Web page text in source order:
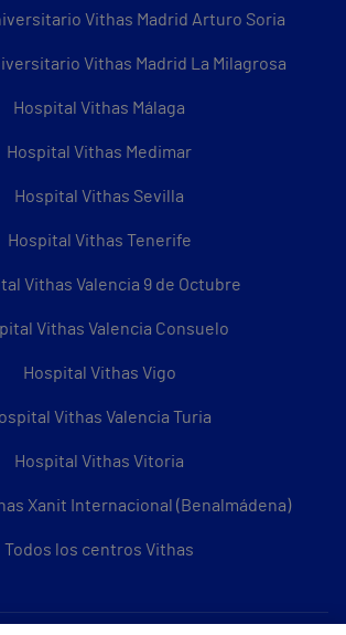
Vithas Madrid Arturo Soria
Vithas Madrid La Milagrosa
Hospital Vithas Málaga
Hospital Vithas Medimar
Hospital Vithas Sevilla
Hospital Vithas Tenerife
Vithas Valencia 9 de Octubre
Vithas Valencia Consuelo
Hospital Vithas Vigo
Vithas Valencia Turia
Hospital Vithas Vitoria
Xanit Internacional (Benalmádena)
Todos los centros Vithas